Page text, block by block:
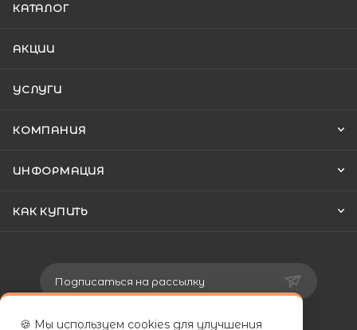
КАТАЛОГ
АКЦИИ
УСЛУГИ
КОМПАНИЯ
ИНФОРМАЦИЯ
КАК КУПИТЬ
Подписаться на рассылку
🍪 Мы используем cookies для улучшения